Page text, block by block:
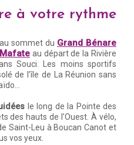
à votre rythme
sommet du Grand Bénare
au départ de la Rivière
Souci. Les moins sportifs
de l’île de La Réunion sans
le long de la Pointe des
des hauts de l’Ouest. À vélo,
Saint-Leu à Boucan Canot et
vos yeux.